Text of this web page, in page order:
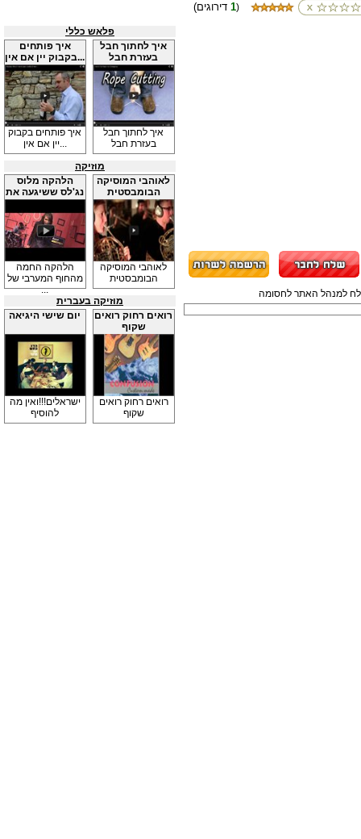
1)
פלאש כללי
איך פותחים
בקבוק יין אם אין...
איך פותחים בקבוק
יין אם אין...
איך לחתוך חבל
בעזרת חבל
איך לחתוך חבל
בעזרת חבל
מוזיקה
הלהקה מלוס
נג'לס ששיגעה את
...
הלהקה החמה
מהחוף המערבי של
...
לאוהבי המוסיקה
הבומבסטית
לאוהבי המוסיקה
הבומבסטית
מוזיקה בעברית
יום שישי היגיאה
ישראלים!!!ואין מה
להוסיף
רואים רחוק רואים
שקוף
רואים רחוק רואים
שקוף
למנהל האתר לחסומה